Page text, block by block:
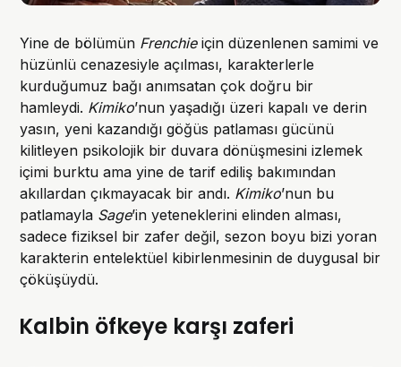
Yine de bölümün Frenchieiçin düzenlenen samimi ve
hüzünlü cenazesiyle açılması, karakterlerle
kurduğumuz bağı anımsatan çok doğru bir
hamleydi. Kimiko’nun yaşadığı üzeri kapalı ve derin
yasın, yeni kazandığı göğüs patlaması gücünü
kilitleyen psikolojik bir duvara dönüşmesini izlemek
içimi burktu ama yine de tarif ediliş bakımından
akıllardan çıkmayacak bir andı. Kimiko’nun bu
patlamayla Sage’in yeteneklerini elinden alması,
sadece fiziksel bir zafer değil, sezon boyu bizi yoran
karakterin entelektüel kibirlenmesinin de duygusal bir
çöküşüydü.
Kalbin öfkeye karşı zaferi